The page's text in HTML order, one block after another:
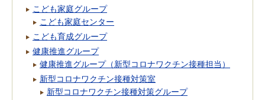
こども家庭グループ
こども家庭センター
こども育成グループ
健康推進グループ
健康推進グループ（新型コロナワクチン接種担当）
新型コロナワクチン接種対策室
新型コロナワクチン接種対策グループ